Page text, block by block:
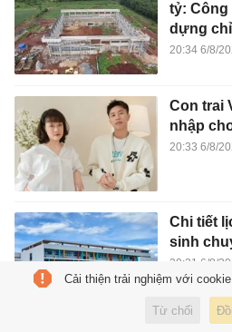
tỷ: Công
dựng
20:34 6/8/
Con trai
nhập
20:33 6/8/
Chi tiết
sinh
20:31 6/8/
Cải thiện trải nghiệm với
Từ chối